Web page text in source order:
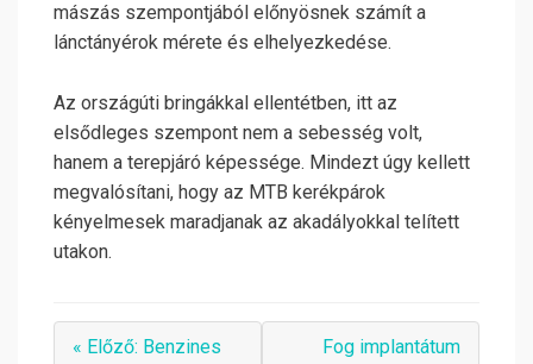
mászás szempontjából előnyösnek számít a
lánctányérok mérete és elhelyezkedése.
Az országúti bringákkal ellentétben, itt az
elsődleges szempont nem a sebesség volt,
hanem a terepjáró képessége. Mindezt úgy kellett
megvalósítani, hogy az MTB kerékpárok
kényelmesek maradjanak az akadályokkal telített
utakon.
« Előző: Benzines
Fog implantátum